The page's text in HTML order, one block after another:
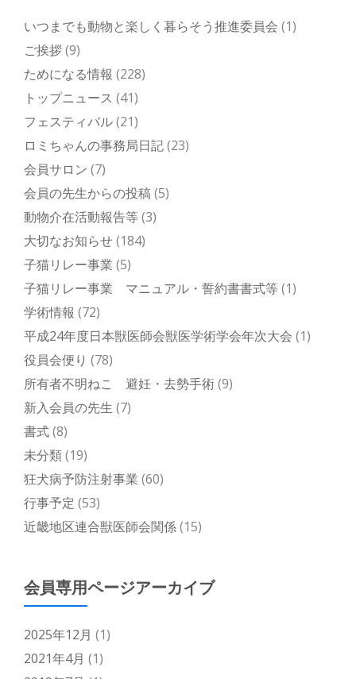
いつまでも動物と楽しく暮らそう推進委員会 (1)
ご挨拶(9)
ためになる情報 (228)
トップニュース (41)
フェスティバル(21)
ロミちゃんの事務局日記(23)
会員サロン (7)
会員の先生からの投稿(5)
動物介在活動報告等(3)
大切なお知らせ(184)
子猫リレー事業 (5)
子猫リレー事業 マニュアル・誓約書書式等(1)
学術情報 (72)
平成24年度日本獣医師会獣医学術学会年次大会 (1)
役員会便り (78)
所有者不明ねこ 避妊・去勢手術(9)
新入会員の先生 (7)
書式(8)
未分類(19)
狂犬病予防注射事業 (60)
行事予定 (53)
近畿地区連合獣医師会関係(15)
会員専用ページアーカイブ
2025年12月 (1)
2021年4月 (1)